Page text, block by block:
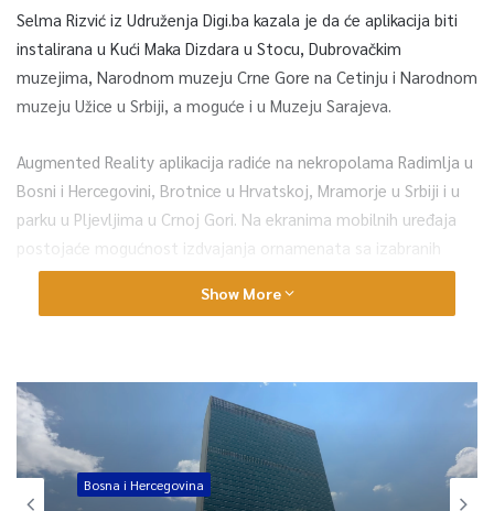
Selma Rizvić iz Udruženja Digi.ba kazala je da će aplikacija biti
instalirana u Kući Maka Dizdara u Stocu, Dubrovačkim
muzejima, Narodnom muzeju Crne Gore na Cetinju i Narodnom
muzeju Užice u Srbiji, a moguće i u Muzeju Sarajeva.
Augmented Reality aplikacija radiće na nekropolama Radimlja u
Bosni i Hercegovini, Brotnice u Hrvatskoj, Mramorje u Srbiji i u
parku u Pljevljima u Crnoj Gori. Na ekranima mobilnih uređaja
postojaće mogućnost izdvajanja ornamenata sa izabranih
stećaka i prikazivanje njihovog značenja.
Sve se, kako je pojasnila Rizvić, dešava u tri sela. Korisnici
aplikacije imaju mogućnost da otkriju priče o simbolima ako na
njih kliknu. Ako korisnik aplikacije želi da “kleše” svoj stećak
onda će da prikuplja ornamente koji svjetle, a u tome će da im
Show More
Bosna i Hercegovina